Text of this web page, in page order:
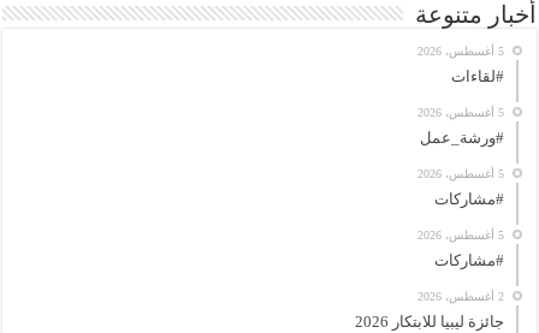
أخبار متنوعة
5 أغسطس، 2026
#لقاءات
5 أغسطس، 2026
#ورشة_عمل
5 أغسطس، 2026
#مشاركات
5 أغسطس، 2026
#مشاركات
2 أغسطس، 2026
جائزة ليبيا للابتكار 2026